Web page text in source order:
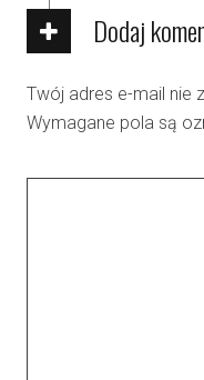
Dodaj
Twój adres e-mail nie
Wymagane pola są